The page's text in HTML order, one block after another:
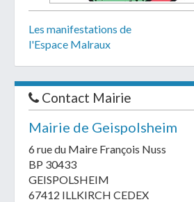
Les manifestations de
l'Espace Malraux
Contact Mairie
Mairie de Geispolsheim
6 rue du Maire François Nuss
BP 30433
GEISPOLSHEIM
67412 ILLKIRCH CEDEX